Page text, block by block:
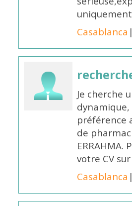
Casablanca
Je cherche
préférence
de
votre CV
Casablanca